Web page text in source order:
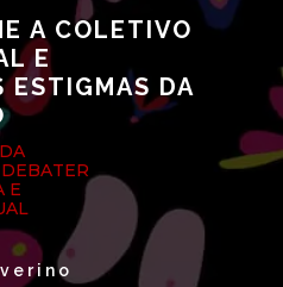
A COLETIVO
E
ESTIGMAS DA
E